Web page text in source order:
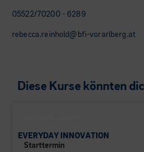
05522/70200 - 6289
rebecca.reinhold@bfi-vorarlberg.at
Diese Kurse könnten
EVERYDAY INNOVATION
Starttermin